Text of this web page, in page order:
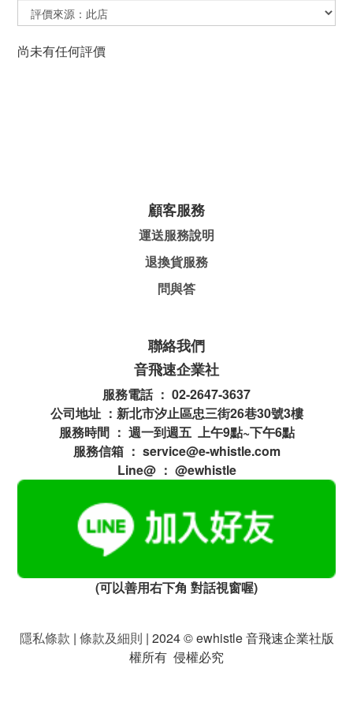
尚未有任何評價
顧客服務
運送服務說明
退換貨服務
問與答
聯絡我們
音飛速企業社
服務電話 ： 02-2647-3637
公司地址 ：新北市汐止區忠三街26巷30號3樓
服務時間 ： 週一到週五 上午9點~下午6點
服務信箱 ： service@e-whistle.com
Line@ ： @ewhistle
(可以善用右下角 對話視窗喔)
隱私條款 | 條款及細則 | 2024 © ewhistle 音飛速企業社版
權所有 侵權必究